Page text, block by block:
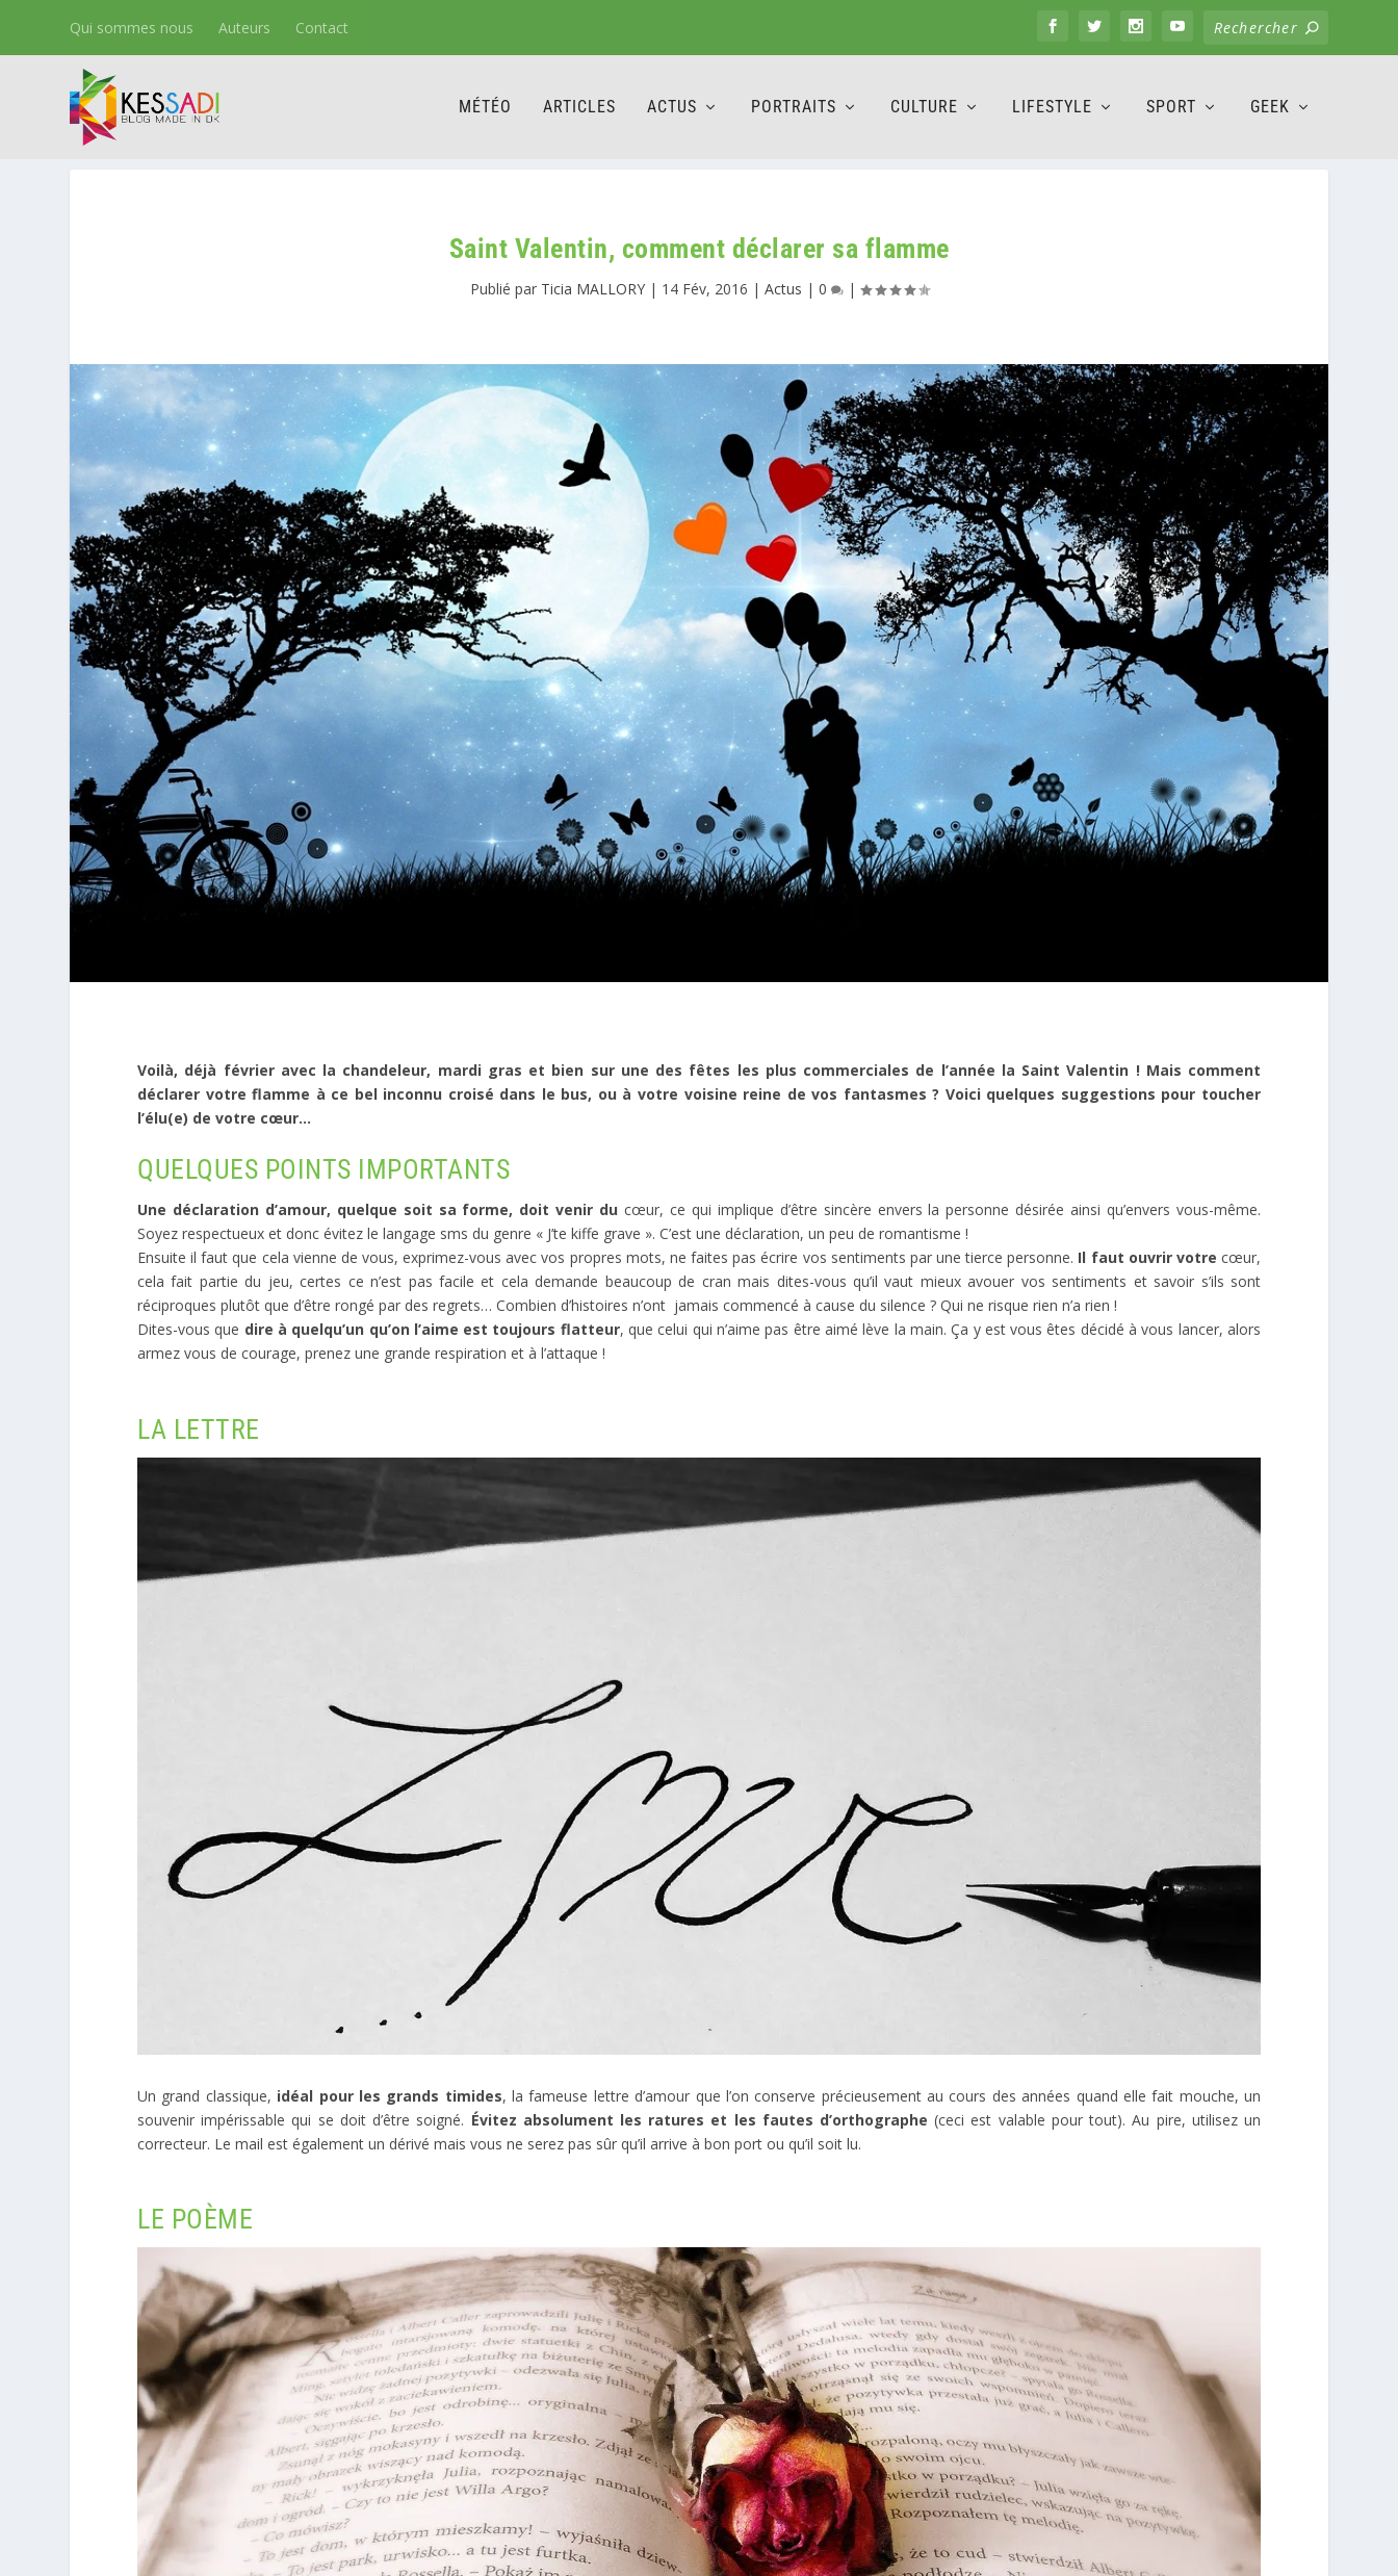
Qui sommes nous Auteurs Contact
MÉTÉO ARTICLES ACTUS PORTRAITS CULTURE LIFESTYLE SPORT GEEK
Saint Valentin, comment déclarer sa flamme
Publié par Ticia MALLORY| 14 Fév, 2016 | Actus | 0 |
Voilà, déjà février avec la chandeleur, mardi gras et bien sur une des fêtes les plus commerciales de l’année la Saint Valentin ! Mais comment
déclarer votre flamme à ce bel inconnu croisé dans le bus, ou à votre voisine reine de vos fantasmes ? Voici quelques suggestions pour toucher
l’élu(e) de votre cœur…
QUELQUES POINTS IMPORTANTS
Une déclaration d’amour, quelque soit sa forme, doit venir ducœur, ce qui implique d’être sincère envers la personne désirée ainsi qu’envers vous-même.
Soyez respectueux et donc évitez le langage sms du genre « J’te kiffe grave ». C’est une déclaration, un peu de romantisme !
Ensuite il faut que cela vienne de vous, exprimez-vous avec vos propres mots, ne faites pas écrire vos sentiments par une tierce personne. Il faut ouvrir votrecœur,
cela fait partie du jeu, certes ce n’est pas facile et cela demande beaucoup de cran mais dites-vous qu’il vaut mieux avouer vos sentiments et savoir s’ils sont
réciproques plutôt que d’être rongé par des regrets… Combien d’histoires n’ont jamais commencé à cause du silence ? Qui ne risque rien n’a rien !
Dites-vous que dire à quelqu’un qu’on l’aime est toujours flatteur, que celui qui n’aime pas être aimé lève la main. Ça y est vous êtes décidé à vous lancer, alors
armez vous de courage, prenez une grande respiration et à l’attaque !
LA LETTRE
Un grand classique, idéal pour les grands timides, la fameuse lettre d’amour que l’on conserve précieusement au cours des années quand elle fait mouche, un
souvenir impérissable qui se doit d’être soigné. Évitez absolument les ratures et les fautes d’orthographe (ceci est valable pour tout). Au pire, utilisez un
correcteur. Le mail est également un dérivé mais vous ne serez pas sûr qu’il arrive à bon port ou qu’il soit lu.
LE POÈME